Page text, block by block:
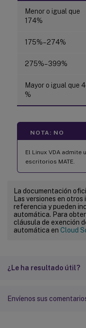
Menor o igual que
174%
175%–274%
275%–399%
Mayor o igual que
%
NOTA: NO
El Linux VDA admite
escritorios MATE.
La documentación
Las versiones en
referencia y pueden
automática. Para
cláusula de exención
automática en Cloud
¿Le ha resultado útil?
Envíenos sus